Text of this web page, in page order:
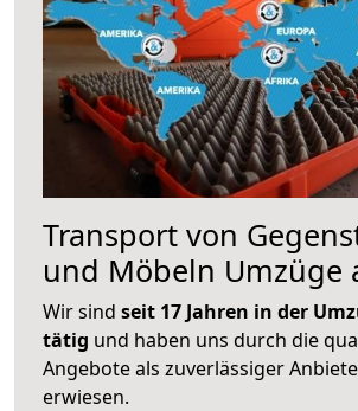
Transport von
und Möbeln Umzüge
Wir sind seit 17 Jahren in der
tätig und haben uns durch die
Angebote als zuverlässiger
erwiesen.